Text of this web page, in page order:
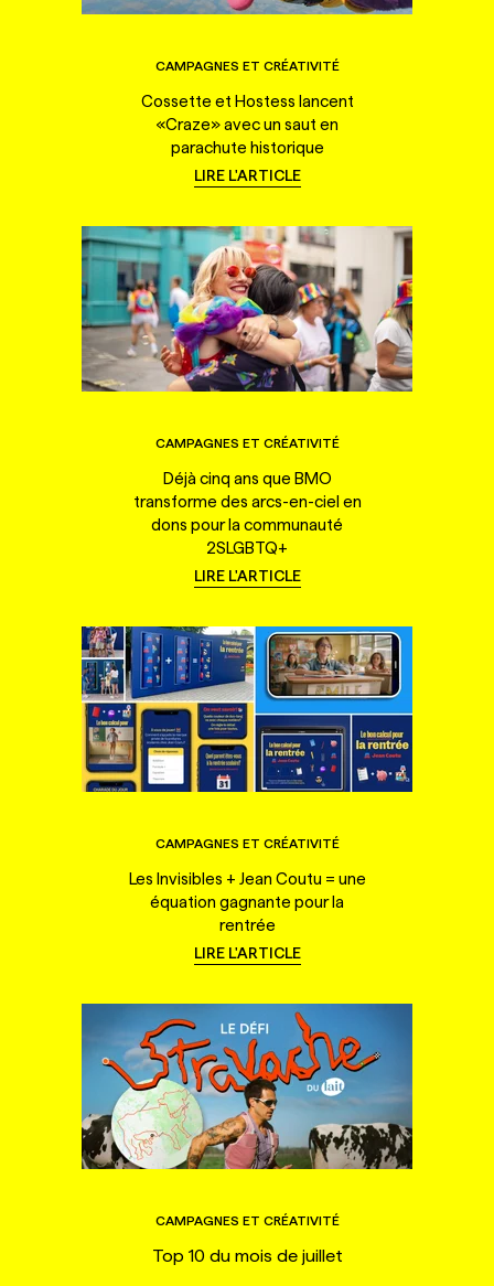
CAMPAGNES ET CRÉATIVITÉ
Cossette et Hostess lancent
«Craze» avec un saut en
parachute historique
LIRE L'ARTICLE
CAMPAGNES ET CRÉATIVITÉ
Déjà cinq ans que BMO
transforme des arcs-en-ciel en
dons pour la communauté
2SLGBTQ+
LIRE L'ARTICLE
CAMPAGNES ET CRÉATIVITÉ
Les Invisibles + Jean Coutu = une
équation gagnante pour la
rentrée
LIRE L'ARTICLE
CAMPAGNES ET CRÉATIVITÉ
Top 10 du mois de juillet